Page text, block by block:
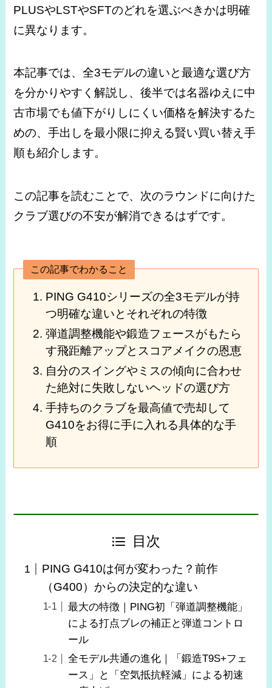
PLUSやLSTやSFTのどれを選ぶべきかは明確
に異なります。
本記事では、全3モデルの違いと最適な選び方
を分かりやすく解説し、後半では名器ゆえに中
古市場でも値下がりしにくい価格を解決するた
めの、手出しを最小限に抑える賢い買い替え手
順も紹介します。
この記事を読むことで、次のラウンドに向けた
クラブ選びの不安が解消できるはずです。
この記事でわかること
PING G410シリーズの全3モデルが持
つ明確な違いとそれぞれの特徴
弾道調整機能や鍛造フェースがもたら
す飛距離アップとスコアメイクの恩恵
自分のスイングやミスの傾向に合わせ
た絶対に失敗しないヘッドの選び方
手持ちのクラブを最高値で売却して
G410をお得に手に入れる具体的な手
順
目次
PING G410は何が変わった？前作
（G400）からの決定的な違い
最大の特徴｜PING初「弾道調整機能」
による打点ブレの補正と弾道コントロ
ール
全モデル共通の進化｜「鍛造T9S+フェ
ース」と「空気抵抗軽減」による初速